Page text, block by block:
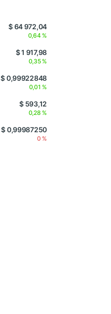
$ 64 972,04
0,64 %
$ 1 917,98
0,35 %
$ 0,99922848
0,01 %
$ 593,12
0,28 %
$ 0,99987250
0 %